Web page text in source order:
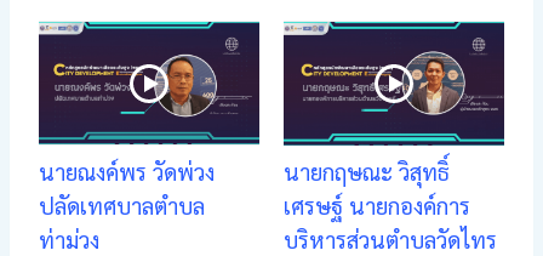
นายณงค์พร วัดพ่วง
ปลัดเทศบาลตำบล
ท่าม่วง
นายกฤษณะ วิสุทธิ์
เศรษฐ์ นายกองค์การ
บริหารส่วนตำบลวัดไทร